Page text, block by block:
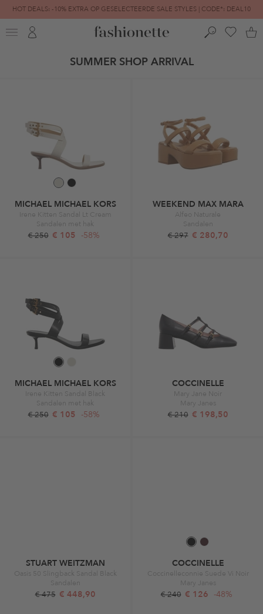
HOT DEALS: -10% EXTRA OP GESELECTEERDE SALE STYLES | CODE*: DEAL10
FINAL SALE | TOT -80% GEREDUCEERD
SUMMER SHOP ARRIVAL
MICHAEL MICHAEL KORS
Irene Kitten Sandal Lt Cream
Sandalen met hak
€ 250 € 105 -58%
WEEKEND MAX MARA
Alfeo Naturale
Sandalen
€ 297 € 280,70
MICHAEL MICHAEL KORS
Irene Kitten Sandal Black
Sandalen met hak
€ 250 € 105 -58%
COCCINELLE
Mary Jane Noir
Mary Janes
€ 210 € 198,50
STUART WEITZMAN
Oasis 50 Slingback Sandal Black
Sandalen
€ 475 € 448,90
COCCINELLE
Coccinelleconnie Suede Vi Noir
Mary Janes
€ 240 € 126 -48%